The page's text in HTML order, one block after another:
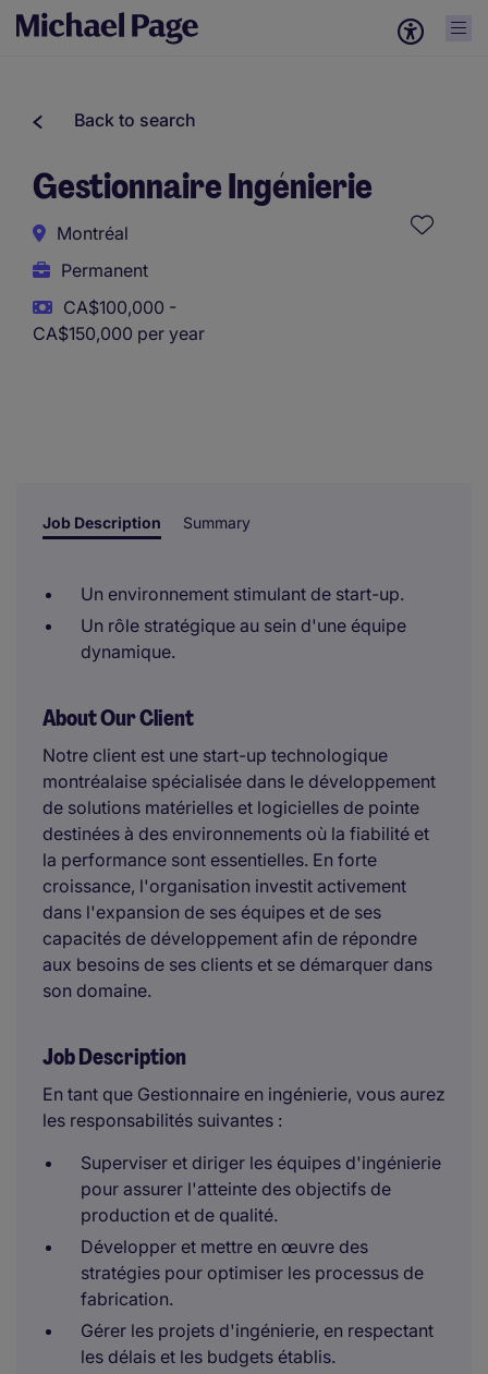
Back to search
Gestionnaire Ingénierie
Montréal
Permanent
CA$100,000 -
CA$150,000 per year
Job Description Summary
Un environnement stimulant de start-up.
Un rôle stratégique au sein d'une équipe
dynamique.
About Our Client
Notre client est une start-up technologique
montréalaise spécialisée dans le développement
de solutions matérielles et logicielles de pointe
destinées à des environnements où la fiabilité et
la performance sont essentielles. En forte
croissance, l'organisation investit activement
dans l'expansion de ses équipes et de ses
capacités de développement afin de répondre
aux besoins de ses clients et se démarquer dans
son domaine.
Job Description
En tant que Gestionnaire en ingénierie, vous aurez
les responsabilités suivantes :
Superviser et diriger les équipes d'ingénierie
pour assurer l'atteinte des objectifs de
production et de qualité.
Développer et mettre en œuvre des
stratégies pour optimiser les processus de
fabrication.
Gérer les projets d'ingénierie, en respectant
les délais et les budgets établis.